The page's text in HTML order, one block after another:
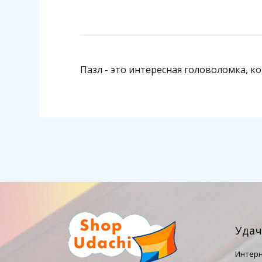
Пазл - это интересная головоломка,